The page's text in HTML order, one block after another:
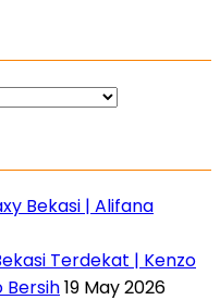
Bekasi | Alifana
Terdekat | Kenzo
Bersih19 May 2026